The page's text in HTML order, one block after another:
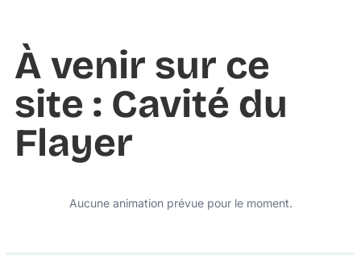
À venir sur ce
site : Cavité du
Flayer
Aucune animation prévue pour le moment.